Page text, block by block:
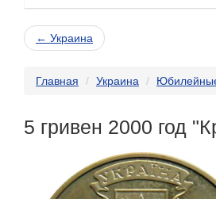
← Украина
Главная Украина
5 гривен 2000 год